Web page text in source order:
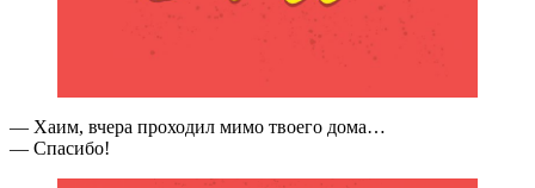
— Хаим, вчера проходил мимо твоего дома…
— Спасибо!